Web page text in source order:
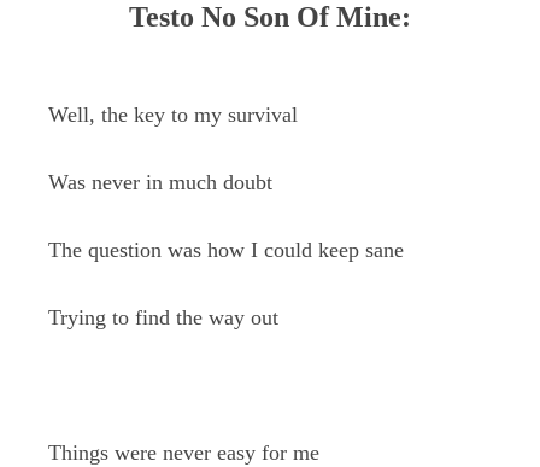
Testo No Son Of Mine:
Well, the key to my survival
Was never in much doubt
The question was how I could keep sane
Trying to find the way out
Things were never easy for me